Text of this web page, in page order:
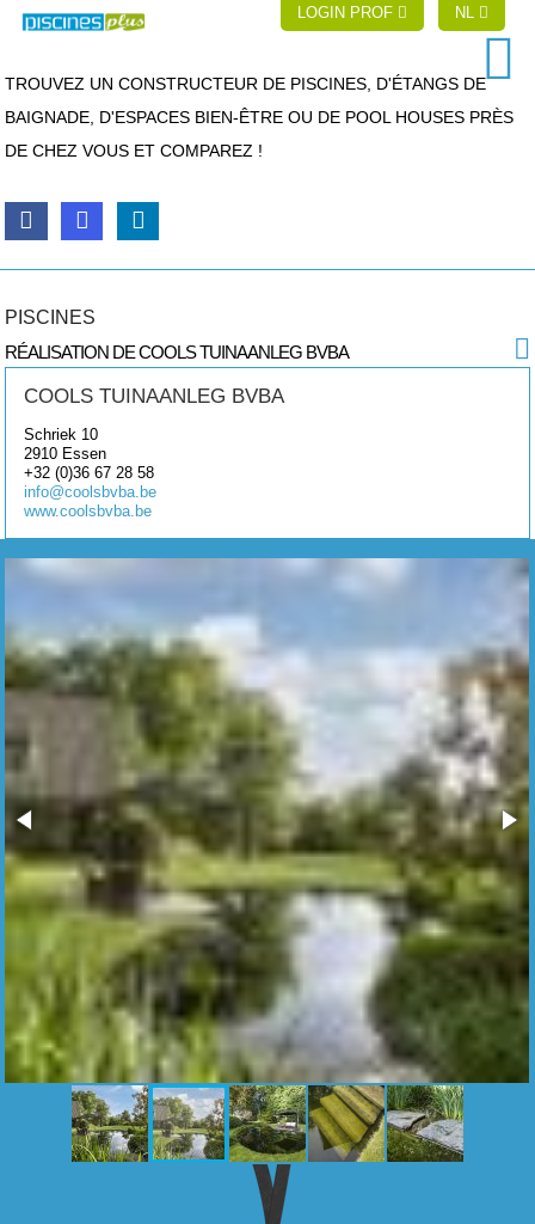
LOGIN PROF NL
TROUVEZ UN CONSTRUCTEUR DE PISCINES, D'ÉTANGS DE
BAIGNADE, D'ESPACES BIEN-ÊTRE OU DE POOL HOUSES PRÈS
DE CHEZ VOUS ET COMPAREZ !
PISCINES
RÉALISATION DE COOLS TUINAANLEG BVBA
COOLS TUINAANLEG BVBA
Schriek 10
2910 Essen
+32 (0)36 67 28 58
info@coolsbvba.be
www.coolsbvba.be